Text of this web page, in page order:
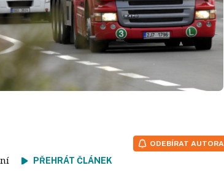
PŘEHRÁT ČLÁNEK
ODEBÍRAT AUTORA